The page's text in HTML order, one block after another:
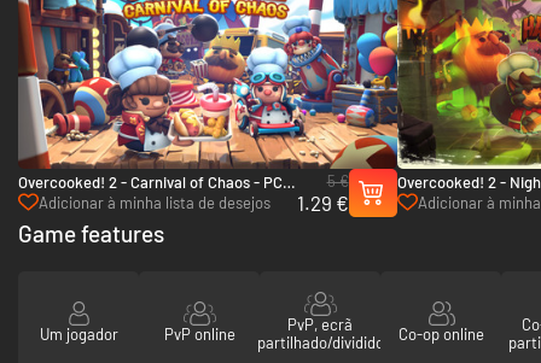
Overcooked! 2 - Carnival of Chaos - PC
& Mac (Steam)
Adicionar à minha lista de desejos
5 €
1.29 €
Overcooked! 2 -
Horde - PC & Mac
Adicionar à
Game features
Um jogador PvP online
PvP, ecrã
partilhado/dividido
Co-op online